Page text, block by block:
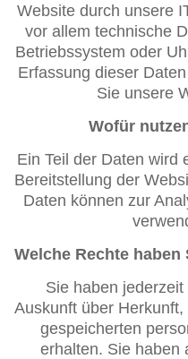
Website durch unsere
vor allem technische
Betriebssystem oder
Erfassung dieser
Sie unsere
Wofür
Ein Teil der Daten wird
Bereitstellung der
Daten können zur
Welche Rechte
Sie haben
Auskunft über
gespeicherten
erhalten. Sie haben